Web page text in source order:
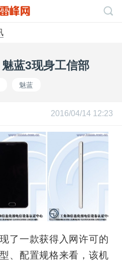
蓝3现身工信部
魅蓝
2016/04/14 12:23
了一款获得入网许可的
、配置规格来看，该机